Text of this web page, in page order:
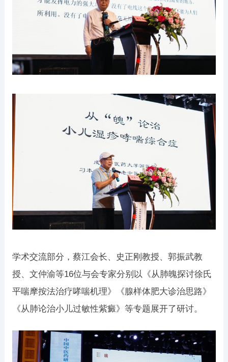
学术交流部分，蔡江会长、史正刚教授、郭振武教
授、文仲渝等16位与会专家分别以《从肺魄探讨徐氏
平喘摩按法治疗哮喘机理》《腺样体肥大诊治思路》
《从肺论治小儿过敏性紫癜》等专题展开了研讨。